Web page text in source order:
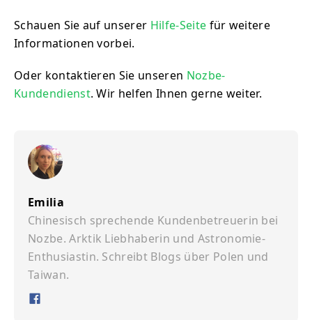
Schauen Sie auf unserer Hilfe-Seite für weitere
Informationen vorbei.
Oder kontaktieren Sie unseren Nozbe-
Kundendienst. Wir helfen Ihnen gerne weiter.
Emilia
Chinesisch sprechende Kundenbetreuerin bei
Nozbe. Arktik Liebhaberin und Astronomie-
Enthusiastin. Schreibt Blogs über Polen und
Taiwan.
Ð